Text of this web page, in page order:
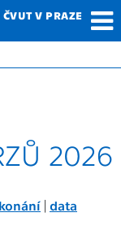
ČVUT V PRAZE
2026
| data